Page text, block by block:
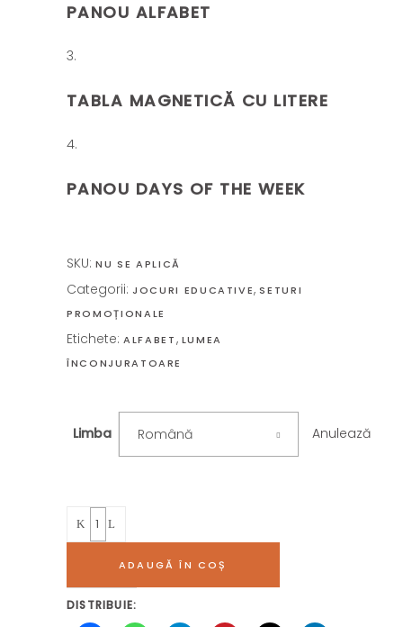
PANOU ALFABET
TABLA MAGNETICĂ CU LITERE
PANOU DAYS OF THE WEEK
SKU: NU SE APLICĂ
Categorii: JOCURI EDUCATIVE,SETURI
PROMOȚIONALE
Etichete: ALFABET, LUMEA
ÎNCONJURATOARE
Limba Română Anulează
Quantity
ADAUGĂ ÎN COȘ
DISTRIBUIE: